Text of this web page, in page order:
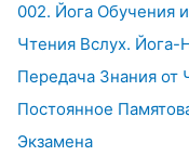
002. Йога Обучения
Чтения Вслух. Йога-
Передача Знания от
Постоянное
Экзамена